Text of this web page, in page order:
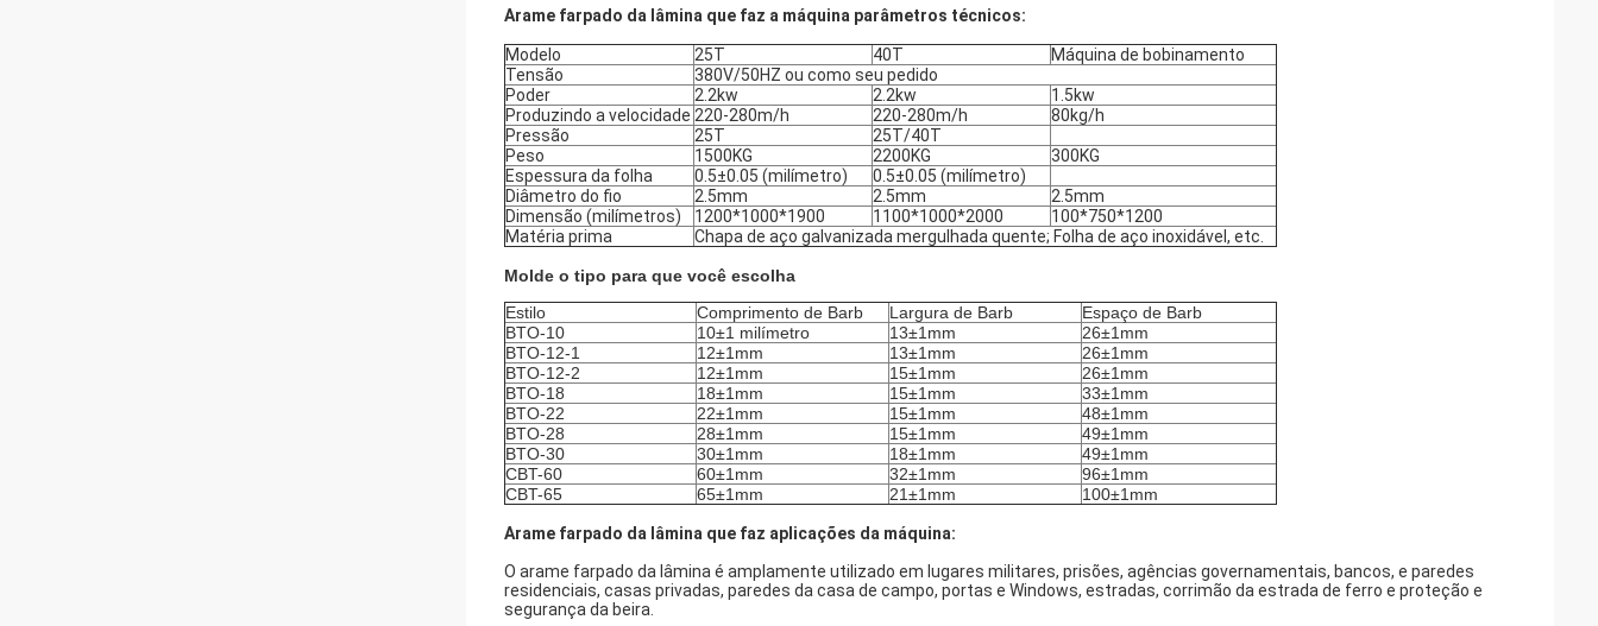
Arame farpado da lâmina que faz a máquina parâmetros técnicos:
Modelo 25T 40T
Máquina de bobinamento
Tensão
380V/50HZ ou como seu pedido
Poder
2.2kw 2.2kw
1.5kw
Produzindo a velocidade 220-280m/h 220-280m/h
80kg/h
Pressão
25T
25T/40T
Peso
1500KG 2200KG
300KG
Espessura da folha
0.5±0.05 (milímetro)
0.5±0.05 (milímetro)
Diâmetro do fio
2.5mm 2.5mm
2.5mm
Dimensão (milímetros)
1200*1000*1900 1100*1000*2000
100*750*1200
Matéria prima
Chapa de aço galvanizada mergulhada quente; Folha de aço inoxidável, etc.
Molde o tipo para que você escolha
Estilo
Comprimento de Barb Largura de Barb
Espaço de Barb
BTO-10
10±1 milímetro 13±1mm
26±1mm
BTO-12-1
12±1mm 13±1mm
26±1mm
BTO-12-2
12±1mm 15±1mm
26±1mm
BTO-18
18±1mm 15±1mm
33±1mm
BTO-22
22±1mm 15±1mm
48±1mm
BTO-28
28±1mm 15±1mm
49±1mm
BTO-30
30±1mm 18±1mm
49±1mm
CBT-60
60±1mm 32±1mm
96±1mm
CBT-65
65±1mm 21±1mm 100±1mm
Arame farpado da lâmina que faz aplicações da máquina:
O arame farpado da lâmina é amplamente utilizado em lugares militares, prisões, agências governamentais, bancos, e paredes
residenciais, casas privadas, paredes da casa de campo, portas e Windows, estradas, corrimão da estrada de ferro e proteção e
segurança da beira.